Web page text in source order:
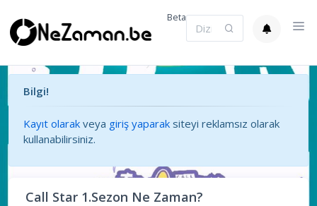
Beta
Bilgi!
Kayıt olarak veya giriş yaparak siteyi reklamsız olarak
kullanabilirsiniz.
Call Star 1.Sezon Ne Zaman?